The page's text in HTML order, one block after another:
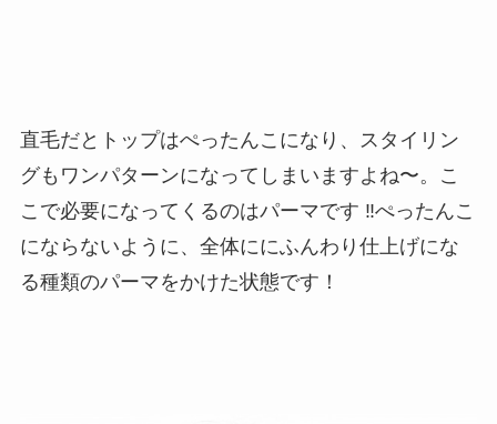
直毛だとトップはぺったんこになり、スタイリン
グもワンパターンになってしまいますよね〜。こ
こで必要になってくるのはパーマです ‼︎ぺったんこ
にならないように、全体ににふんわり仕上げにな
る種類のパーマをかけた状態です！